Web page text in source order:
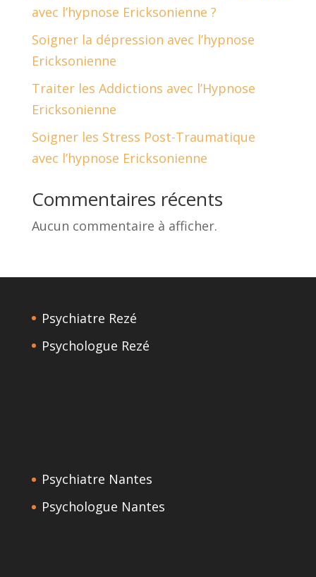
avec l’hypnose Ericksonienne ?
Soigner la dépression avec l’hypnose
Ericksonienne
Traiter les Addictions avec l’Hypnose
Ericksonienne
Soigner les Stress Post-Traumatique
avec l’hypnose Ericksonienne
Commentaires récents
Aucun commentaire à afficher.
Psychiatre Rezé
Psychologue Rezé
Psychiatre Nantes
Psychologue Nantes